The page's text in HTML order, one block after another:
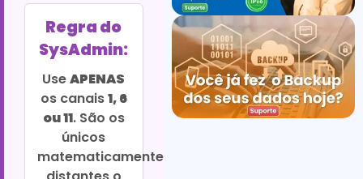
Regra do
SysAdmin:
UseAPENAS
os canais1, 6
ou 11. São os
únicos
matematicamente